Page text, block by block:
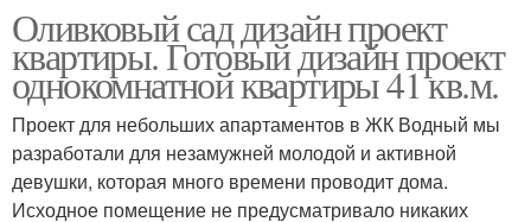
Оливковый сад дизайн проект
квартиры. Готовый дизайн проект
однокомнатной квартиры 41 кв.м.
Проект для небольших апартаментов в ЖК Водный мы
разработали для незамужней молодой и активной
девушки, которая много времени проводит дома.
Исходное помещение не предусматривало никаких